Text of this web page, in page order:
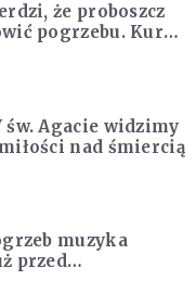
że proboszcz
pogrzebu. Kuria
św. Agacie widzimy
nad śmiercią
muzyka
przed
Powodem była